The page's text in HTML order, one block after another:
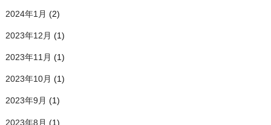
2024年1月 (2)
2023年12月 (1)
2023年11月 (1)
2023年10月 (1)
2023年9月 (1)
2023年8月 (1)